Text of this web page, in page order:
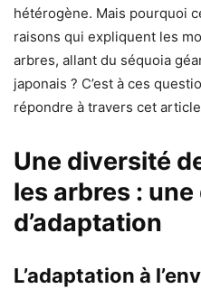
hétérogène. Mais pourquoi
raisons qui expliquent les
arbres, allant du séquoia
japonais ? C’est à ces
répondre à travers cet
Une diversité
les arbres :
d’adaptation
L’adaptation à